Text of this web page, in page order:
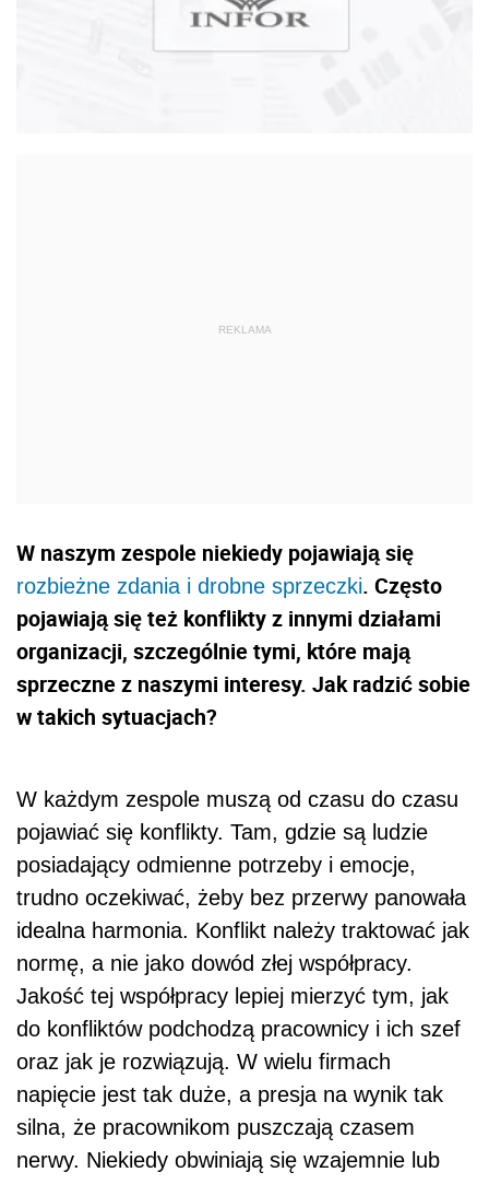
W naszym zespole niekiedy pojawiają się
rozbieżne zdania i drobne sprzeczki. Często
pojawiają się też konflikty z innymi działami
organizacji, szczególnie tymi, które mają
sprzeczne z naszymi interesy. Jak radzić sobie
w takich sytuacjach?
W każdym zespole muszą od czasu do czasu
pojawiać się konflikty. Tam, gdzie są ludzie
posiadający odmienne potrzeby i emocje,
trudno oczekiwać, żeby bez przerwy panowała
idealna harmonia. Konflikt należy traktować jak
normę, a nie jako dowód złej współpracy.
Jakość tej współpracy lepiej mierzyć tym, jak
do konfliktów podchodzą pracownicy i ich szef
oraz jak je rozwiązują. W wielu firmach
napięcie jest tak duże, a presja na wynik tak
silna, że pracownikom puszczają czasem
nerwy. Niekiedy obwiniają się wzajemnie lub